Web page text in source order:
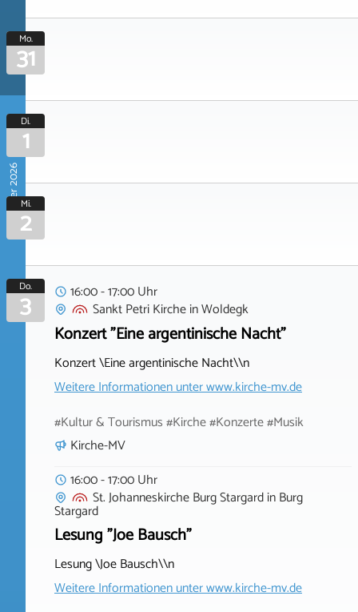
Mo.
31
September 2026
Di.
1
Mi.
2
Do.
3
16:00 - 17:00 Uhr
Sankt Petri KircheinWoldegk
Konzert "Eine argentinische Nacht"
Konzert \Eine argentinische Nacht\\n
Weitere Informationen unterwww.kirche-mv.de
#Kultur & Tourismus #Kirche #Konzerte #Musik
Kirche-MV
16:00 - 17:00 Uhr
St. Johanneskirche Burg StargardinBurg
Stargard
Lesung "Joe Bausch"
Lesung \Joe Bausch\\n
Weitere Informationen unterwww.kirche-mv.de